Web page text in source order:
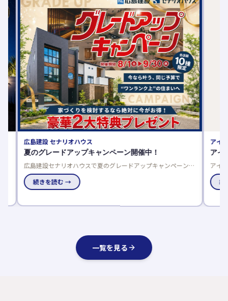
広島建設 セナリオハウス
夏のグレードアップキャンペーン開催中！
広島建設セナリオハウスで夏のグレードアップキャンペーン開
催中！来場者プレゼントや豪華仕様を選べるご成約特典でお得
に理想の住まいを実現しませんか。
続きを読む →
アイ工
アイが
アイ工
りやす
続き
一覧を見る